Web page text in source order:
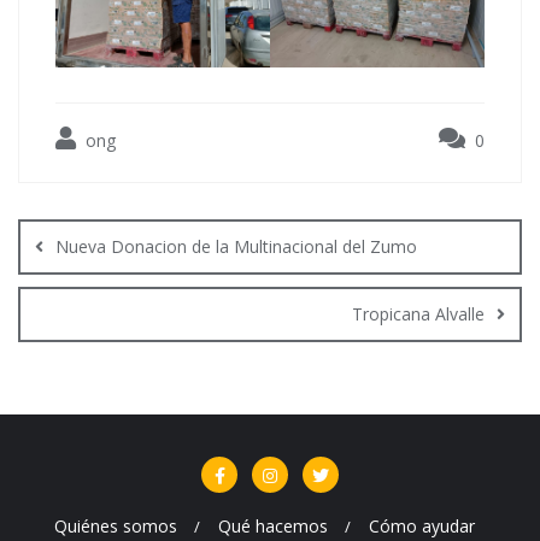
ong 0
de
entradas
Nueva Donacion de la Multinacional del Zumo
Tropicana Alvalle
Quiénes somos Qué hacemos Cómo ayudar